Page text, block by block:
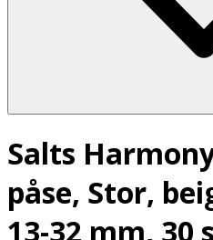
Salts
påse, Stor,
13-32 mm, 30